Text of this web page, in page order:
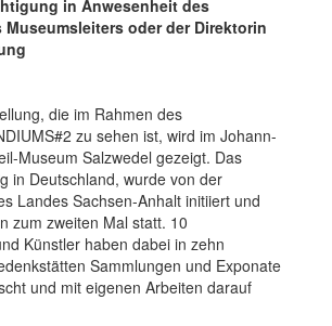
in Anwesenheit des
Museumsleiters oder der Direktorin
die im Rahmen des
zu sehen ist, wird im Johann-
Museum Salzwedel gezeigt. Das
in Deutschland, wurde von der
Landes Sachsen-Anhalt initiiert und
zum zweiten Mal statt. 10
Künstler haben dabei in zehn
Sammlungen und Exponate
und mit eigenen Arbeiten darauf